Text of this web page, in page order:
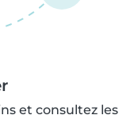
et consultez les